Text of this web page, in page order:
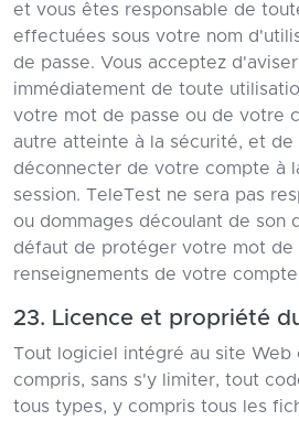
et vous êtes responsable de
effectuées sous votre nom
de passe. Vous acceptez
immédiatement de toute
votre mot de passe ou de votre
autre atteinte à la sécurité, et de
déconnecter de votre compte à
session. TeleTest ne sera pas
ou dommages découlant de son
défaut de protéger votre mot de
renseignements de votre
23. Licence et propriété
Tout logiciel intégré au site Web
compris, sans s'y limiter, tout
tous types, y compris tous les